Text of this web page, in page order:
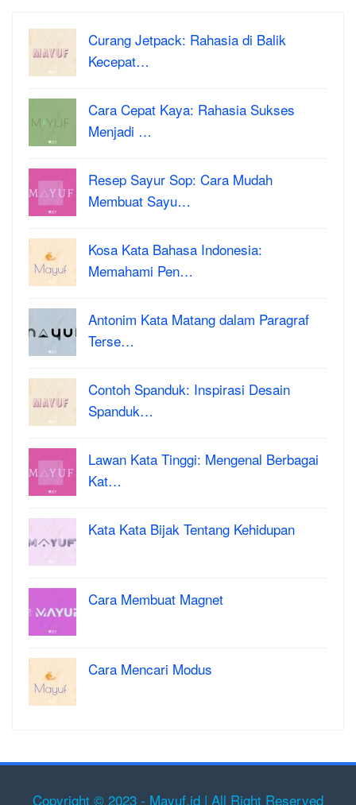
Curang Jetpack: Rahasia di Balik
Kecepat…
Cara Cepat Kaya: Rahasia Sukses
Menjadi …
Resep Sayur Sop: Cara Mudah
Membuat Sayu…
Kosa Kata Bahasa Indonesia:
Memahami Pen…
Antonim Kata Matang dalam Paragraf
Terse…
Contoh Spanduk: Inspirasi Desain
Spanduk…
Lawan Kata Tinggi: Mengenal Berbagai
Kat…
Kata Kata Bijak Tentang Kehidupan
Cara Membuat Magnet
Cara Mencari Modus
Copyright © 2023 - Mayuf.id | All Right Reserved